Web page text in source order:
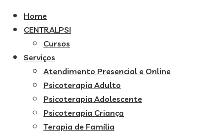
Home
CENTRALPSI
Cursos
Serviços
Atendimento Presencial e Online
Psicoterapia Adulto
Psicoterapia Adolescente
Psicoterapia Criança
Terapia de Família